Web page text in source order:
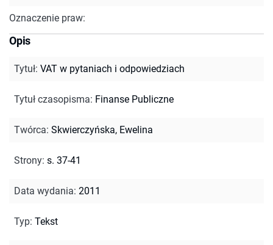
Oznaczenie praw:
Opis
Tytuł: VAT w pytaniach i odpowiedziach
Tytuł czasopisma: Finanse Publiczne
Twórca: Skwierczyńska, Ewelina
Strony: s. 37-41
Data wydania: 2011
Typ: Tekst